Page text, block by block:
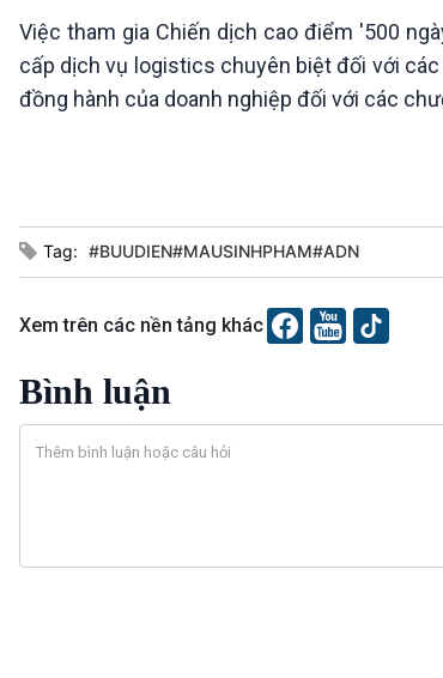
Việc tham gia Chiến dịch cao điểm '500
cấp dịch vụ logistics chuyên biệt đối với
đồng hành của doanh nghiệp đối với các
Tag: #BUUDIEN#MAUSINHPHAM#ADN
Xem trên các nền tảng khác
Bình luận